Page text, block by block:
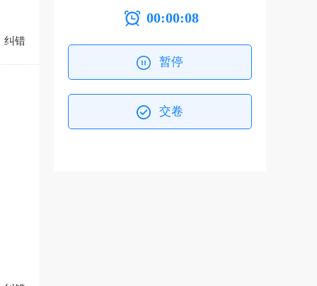
纠错
00:00:09
暂停
交卷